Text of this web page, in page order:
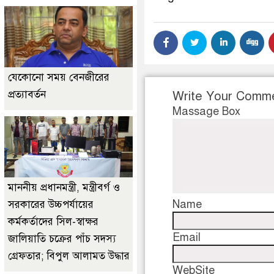
Write Your
Massage Box
Name
Email
WebSite
যেকোনো সময় বেনজীরের
প্রত্যাবর্তন
মাননীয় প্রধানমন্ত্রী, মন্ত্রীবর্গ ও
সরকারের উচ্চপর্যায়ের
কর্মকর্তাদের সিল-স্বাক্ষর
জালিয়াতি চক্রের পাঁচ সদস্য
গ্রেফতার; বিপুল আলামত উদ্ধার